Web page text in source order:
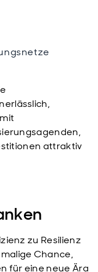
attraktiv
zu Resilienz
Chance,
für eine neue Ära